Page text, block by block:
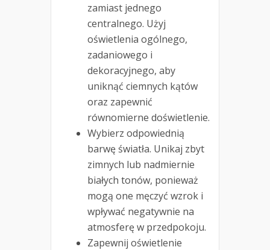
zamiast jednego
centralnego. Użyj
oświetlenia ogólnego,
zadaniowego i
dekoracyjnego, aby
uniknąć ciemnych kątów
oraz zapewnić
równomierne doświetlenie.
Wybierz odpowiednią
barwę światła. Unikaj zbyt
zimnych lub nadmiernie
białych tonów, ponieważ
mogą one męczyć wzrok i
wpływać negatywnie na
atmosferę w przedpokoju.
Zapewnij oświetlenie